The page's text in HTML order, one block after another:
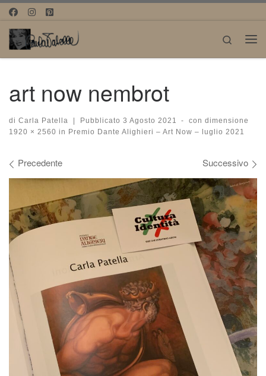
Passa al contenuto
Search
art now nembrot
di Carla Patella Pubblicato 3 Agosto 2021 -
con dimensione
1920 × 2560 in Premio Dante Alighieri – Art Now – luglio 2021
Navigazione immagini
Precedente Successivo